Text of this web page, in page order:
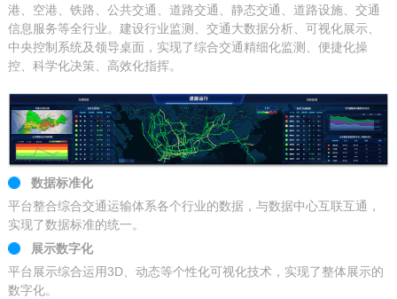
港、空港、铁路、公共交通、道路交通、静态交通、道路设施、交通
信息服务等全行业。建设行业监测、交通大数据分析、可视化展示、
中央控制系统及领导桌面，实现了综合交通精细化监测、便捷化操
控、科学化决策、高效化指挥。
数据标准化
平台整合综合交通运输体系各个行业的数据，与数据中心互联互通，
实现了数据标准的统一。
展示数字化
平台展示综合运用3D、动态等个性化可视化技术，实现了整体展示的
数字化。